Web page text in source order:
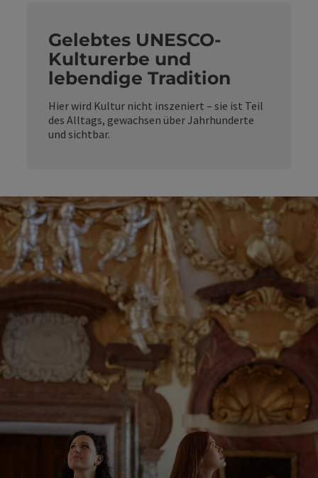
Gelebtes UNESCO-
Kulturerbe und
lebendige Tradition
Hier wird Kultur nicht inszeniert – sie ist Teil
des Alltags, gewachsen über Jahrhunderte
und sichtbar.